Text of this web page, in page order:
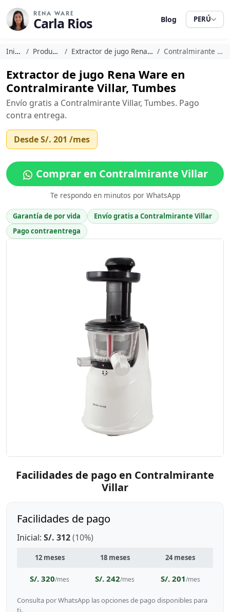
RENA WARE
Carla Rios Blog PERÚ
Inicio Productos Extractor de jugo Rena Ware Contralmirante Villar
Extractor de jugo Rena Ware en
Contralmirante Villar, Tumbes
Envío gratis a Contralmirante Villar, Tumbes. Pago
contra entrega.
DesdeS/. 201 /mes
Comprar en Contralmirante Villar
Te respondo en minutos por WhatsApp
Garantía de por vida
Envío gratis a Contralmirante Villar
Pago contraentrega
Facilidades de pago en Contralmirante
Villar
Facilidades de pago
Inicial: S/. 312(10%)
12 meses 18 meses 24 meses
S/. 320/mes S/. 242/mes S/. 201/mes
Consulta por WhatsApp las opciones de pago disponibles para
ti.